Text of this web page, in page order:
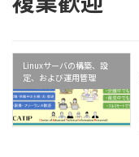
Linuxサーバの構築、設
定、および運用管理